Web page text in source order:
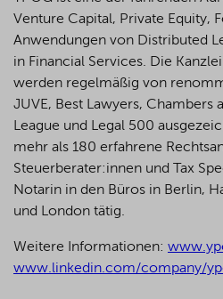
Venture Capital, Private Equity,
Anwendungen von Distributed
in Financial Services. Die
werden regelmäßig von
JUVE, Best Lawyers, Chambers
League und Legal 500
mehr als 180 erfahrene
Steuerberater:innen und Tax
Notarin in den Büros in Berlin,
und London tätig.
Weitere Informationen:
www.linkedin.com/company/